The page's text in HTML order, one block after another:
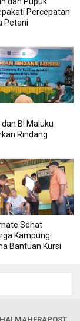
Percepatan
Petani
dan BI Maluku
Rindang
Sehat
Kampung
Bantuan Kursi